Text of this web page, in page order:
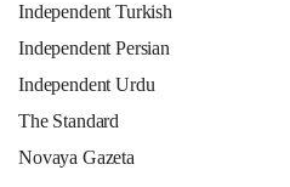
Independent Turkish
Independent Persian
Independent Urdu
The Standard
Novaya Gazeta